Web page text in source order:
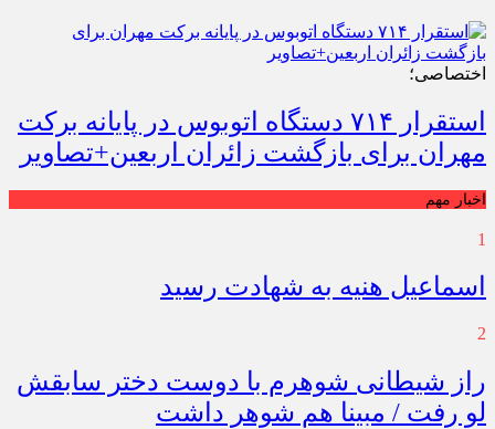
اختصاصی؛
استقرار ۷۱۴ دستگاه اتوبوس در پایانه برکت
مهران برای بازگشت زائران اربعین+تصاویر
اخبار مهم
1
اسماعیل هنیه به شهادت رسید
2
راز شیطانی شوهرم با دوست دختر سابقش
لو رفت / مبینا هم شوهر داشت